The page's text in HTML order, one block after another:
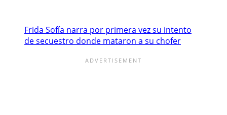
Frida Sofía narra por primera vez su intento
de secuestro donde mataron a su chofer